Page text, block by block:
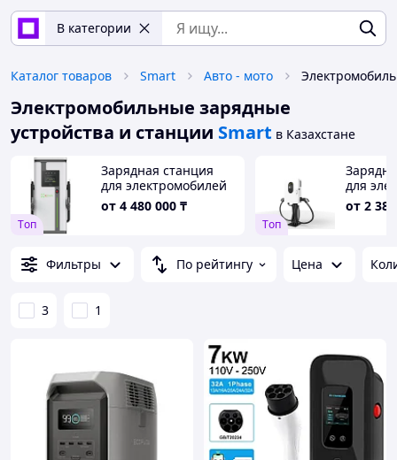
В категории
Каталог товаров Smart Авто - мото
Электромобильные зарядные
устройства и станции Smart в Казахстане
Tоп
Зарядная станция
для электромобилей
Kerneu DC 80-320 kW
GBT CCS2 CHAdeMO
от 4 480 000 ₸
Tоп
для
Kerneu
быстрая
от 2
Фильтры По рейтингу Цена
3 1